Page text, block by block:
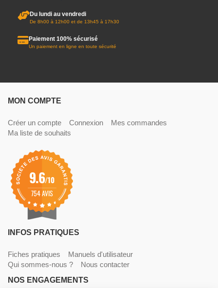
Du lundi au vendredi
De 8h00 à 12h00 et de 13h45 à 17h30
Paiement 100% sécurisé
Un paiement en ligne en toute sécurité
MON COMPTE
Créer un compte Connexion
Mes commandes
Ma liste de souhaits
9.6/10
754 AVIS
INFOS PRATIQUES
Fiches pratiques
Manuels d'utilisateur
Qui sommes-nous ?
Nous contacter
NOS ENGAGEMENTS